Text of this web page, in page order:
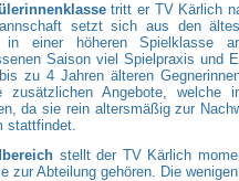
tritt er TV Kärlich
setzt sich aus den
in einer höheren Spielklasse
Saison viel Spielpraxis und
zu 4 Jahren älteren
zusätzlichen Angebote, welche
da sie rein altersmäßig zur
stattfindet.
stellt der TV Kärlich
zur Abteilung gehören. Die